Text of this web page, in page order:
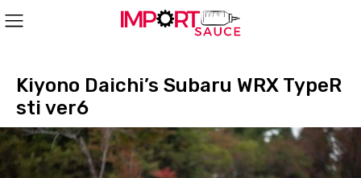
Kiyono Daichi’s Subaru WRX TypeR
sti ver6